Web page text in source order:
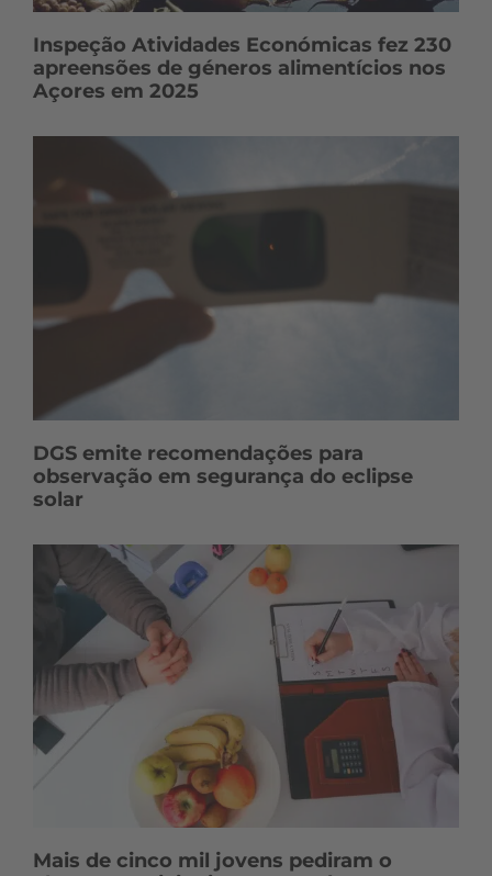
Inspeção Atividades Económicas fez 230
apreensões de géneros alimentícios nos
Açores em 2025
DGS emite recomendações para
observação em segurança do eclipse
solar
Mais de cinco mil jovens pediram o